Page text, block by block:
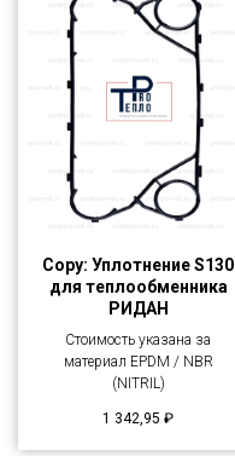
Copy: Уплотнение S130
для теплообменника
РИДАН
Стоимость указана за
материал EPDM / NBR
(NITRIL)
1 342,95 ₽